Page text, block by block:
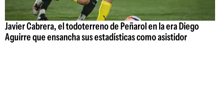
Javier Cabrera, el todoterreno de Peñarol en la era Diego
Aguirre que ensancha sus estadísticas como asistidor